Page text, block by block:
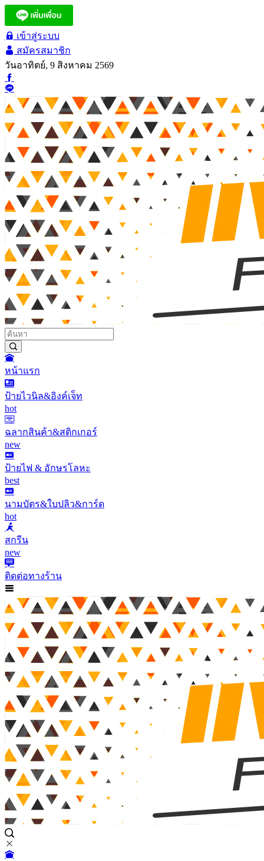
เข้าสู่ระบบ
สมัครสมาชิก
วันอาทิตย์, 9 สิงหาคม 2569
หน้าแรก
ป้ายไวนิล&อิงค์เจ็ท
hot
ฉลากสินค้า&สติกเกอร์
new
ป้ายไฟ & อักษรโลหะ
best
นามบัตร&ใบปลิว&การ์ด
hot
สกรีน
new
ติดต่อทางร้าน